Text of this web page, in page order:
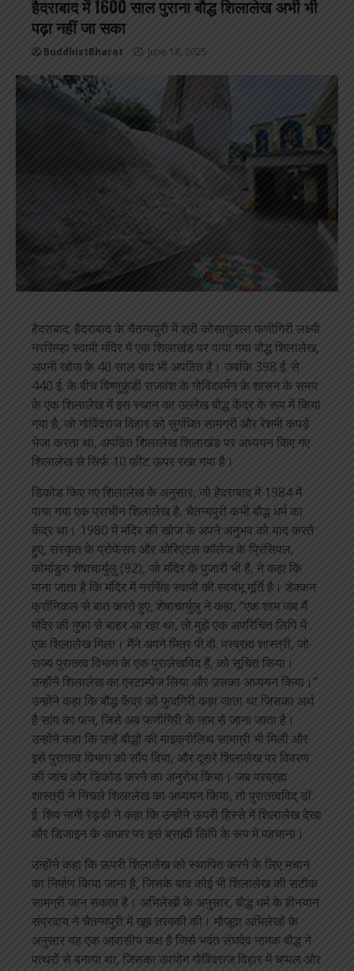
हैदराबाद में 1600 साल पुराना बौद्ध शिलालेख अभी भी
पढ़ा नहीं जा सका
BuddhistBharat June 18, 2025
हैदराबाद: हैदराबाद के चैतन्यपुरी में श्री कोसागुंडला फणीगिरी लक्ष्मी
नरसिम्हा स्वामी मंदिर में एक शिलाखंड पर पाया गया बौद्ध शिलालेख,
अपनी खोज के 40 साल बाद भी अपठित है। जबकि 398 ई. से
440 ई. के बीच विष्णुकुंडी राजवंश के गोविंदवर्मन के शासन के समय
के एक शिलालेख में इस स्थान का उल्लेख बौद्ध केंद्र के रूप में किया
गया है, जो गोविंदराज विहार को सुगंधित सामग्री और रेशमी कपड़े
भेजा करता था, अपठित शिलालेख शिलाखंड पर अध्ययन किए गए
शिलालेख से सिर्फ़ 10 फ़ीट ऊपर रखा गया है।
डिकोड किए गए शिलालेख के अनुसार, जो हैदराबाद में 1984 में
पाया गया एक प्राचीन शिलालेख है, चैतन्यपुरी कभी बौद्ध धर्म का
केंद्र था। 1980 में मंदिर की खोज के अपने अनुभव को याद करते
हुए, संस्कृत के प्रोफेसर और ओरिएंटल कॉलेज के प्रिंसिपल,
कोमांडुरु शेषाचार्युलु (92), जो मंदिर के पुजारी भी हैं, ने कहा कि
माना जाता है कि मंदिर में नरसिंह स्वामी की स्वयंभू मूर्ति है। डेक्कन
क्रॉनिकल से बात करते हुए, शेषाचार्युलु ने कहा, “एक शाम जब मैं
मंदिर की गुफा से बाहर आ रहा था, तो मुझे एक अपरिचित लिपि में
एक शिलालेख मिला। मैंने अपने मित्र पी.वी. परब्रह्म शास्त्री, जो
राज्य पुरातत्व विभाग के एक पुरालेखविद हैं, को सूचित किया।
उन्होंने शिलालेख का एस्टाम्पेज लिया और उसका अध्ययन किया।”
उन्होंने कहा कि बौद्ध केंद्र को फुदगिरी कहा जाता था जिसका अर्थ
है सांप का फन, जिसे अब फणीगिरी के नाम से जाना जाता है।
उन्होंने कहा कि उन्हें बौद्धों की माइक्रोलिथ सामग्री भी मिली और
इसे पुरातत्व विभाग को सौंप दिया, और दूसरे शिलालेख पर विवरण
की जांच और डिकोड करने का अनुरोध किया। जब परब्रह्म
शास्त्री ने निचले शिलालेख का अध्ययन किया, तो पुरातत्वविद् डॉ.
ई. शिव नागी रेड्डी ने कहा कि उन्होंने ऊपरी हिस्से में शिलालेख देखा
और डिजाइन के आधार पर इसे ब्राह्मी लिपि के रूप में पहचाना।
उन्होंने कहा कि ऊपरी शिलालेख को स्थापित करने के लिए मचान
का निर्माण किया जाना है, जिसके बाद कोई भी शिलालेख की सटीक
सामग्री जान सकता है। अभिलेखों के अनुसार, बौद्ध धर्म के हीनयान
संप्रदाय ने चैतन्यपुरी में खूब तरक्की की। मौजूदा अभिलेखों के
अनुसार यह एक आवासीय कक्ष है जिसे भदंत संघदेव नामक बौद्ध ने
पत्थरों से बनाया था, जिसका उपयोग गोविंदराज विहार में चप्पल और